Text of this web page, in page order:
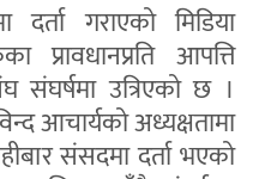
गराएको मिडिया
प्रावधानप्रति आपत्ति
संघर्षमा उत्रिएको छ ।
आचार्यको अध्यक्षतामा
संसदमा दर्ता भएको